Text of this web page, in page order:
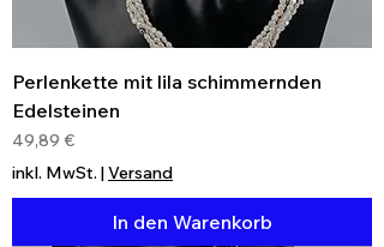
Perlenkette mit lila schimmernden
Edelsteinen
Preis
49,89 €
inkl. MwSt. |Versand
In den Warenkorb